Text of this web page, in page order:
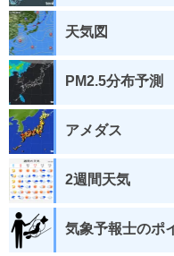
天気図
PM2.5分布予測
アメダス
2週間天気
気象予報士のポ